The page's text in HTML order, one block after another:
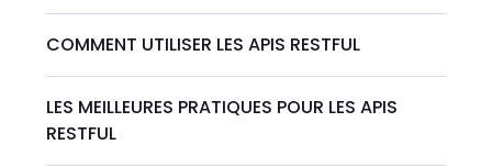
COMMENT UTILISER LES APIS RESTFUL
LES MEILLEURES PRATIQUES POUR LES APIS
RESTFUL